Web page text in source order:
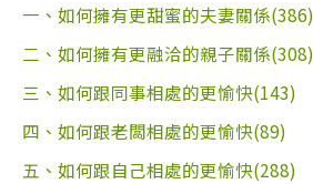
一、如何擁有更甜蜜的夫妻關係(386)
二、如何擁有更融洽的親子關係(308)
三、如何跟同事相處的更愉快(143)
四、如何跟老闆相處的更愉快(89)
五、如何跟自己相處的更愉快(288)